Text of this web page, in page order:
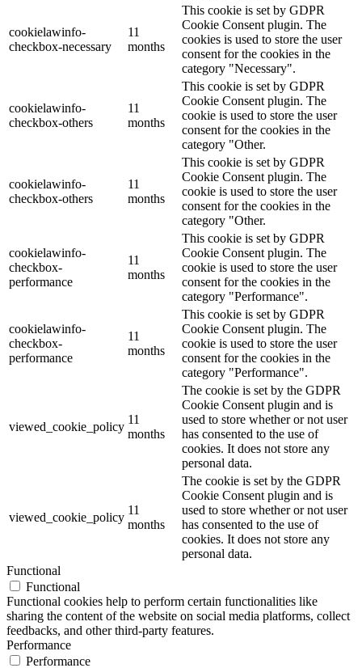
cookielawinfo-
checkbox-necessary
11
months
This cookie is set by GDPR
Cookie Consent plugin. The
cookies is used to store the user
consent for the cookies in the
category "Necessary".
cookielawinfo-
checkbox-others
11
months
This cookie is set by GDPR
Cookie Consent plugin. The
cookie is used to store the user
consent for the cookies in the
category "Other.
cookielawinfo-
checkbox-others
11
months
This cookie is set by GDPR
Cookie Consent plugin. The
cookie is used to store the user
consent for the cookies in the
category "Other.
cookielawinfo-
checkbox-
performance
11
months
This cookie is set by GDPR
Cookie Consent plugin. The
cookie is used to store the user
consent for the cookies in the
category "Performance".
cookielawinfo-
checkbox-
performance
11
months
This cookie is set by GDPR
Cookie Consent plugin. The
cookie is used to store the user
consent for the cookies in the
category "Performance".
viewed_cookie_policy
11
months
The cookie is set by the GDPR
Cookie Consent plugin and is
used to store whether or not user
has consented to the use of
cookies. It does not store any
personal data.
viewed_cookie_policy
11
months
The cookie is set by the GDPR
Cookie Consent plugin and is
used to store whether or not user
has consented to the use of
cookies. It does not store any
personal data.
Functional
Functional
Functional cookies help to perform certain functionalities like
sharing the content of the website on social media platforms, collect
feedbacks, and other third-party features.
Performance
Performance